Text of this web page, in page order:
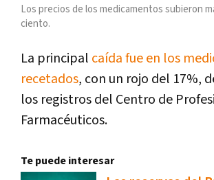
Los precios de los medicamentos subieron
ciento.
La principal caída fue en los
recetados, con un rojo del 17%,
los registros del Centro de
Farmacéuticos.
Te puede interesar